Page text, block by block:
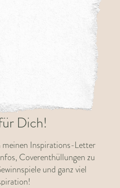
Dich!
Inspirations-Letter
Coverenthüllungen zu
und ganz viel